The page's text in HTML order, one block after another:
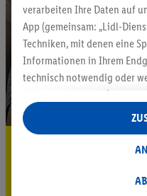
5.95 €
verarbeiten Ihre Daten auf
App (gemeinsam: „Lidl-
Techniken, mit denen eine
Informationen in Ihrem
technisch notwendig oder
auch durch Partner (u.a.
Verantwortliche; im
insgesamt
Statistik-Erstellung oder für
Datenverarbeitungen für